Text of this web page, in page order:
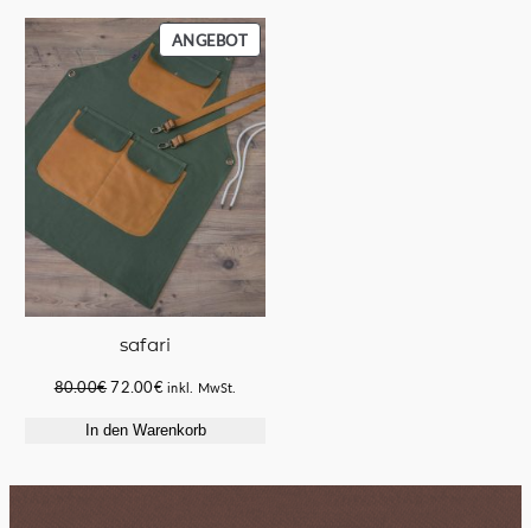
ANGEBOTPRODUKT
IM
ANGEBOT
safari
80.00€Ursprünglicher
war:
72.00€Aktueller
ist:
inkl. MwSt.
In den Warenkorb